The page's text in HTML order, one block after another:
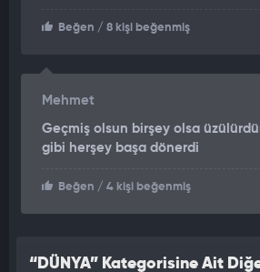
Beğen / 8 kişi beğenmiş
Mehmet
Geçmiş olsun birşey olsa
gibi herşey başa dönerdi
Beğen / 4 kişi beğenmiş
“DÜNYA” Kategorisine Ait